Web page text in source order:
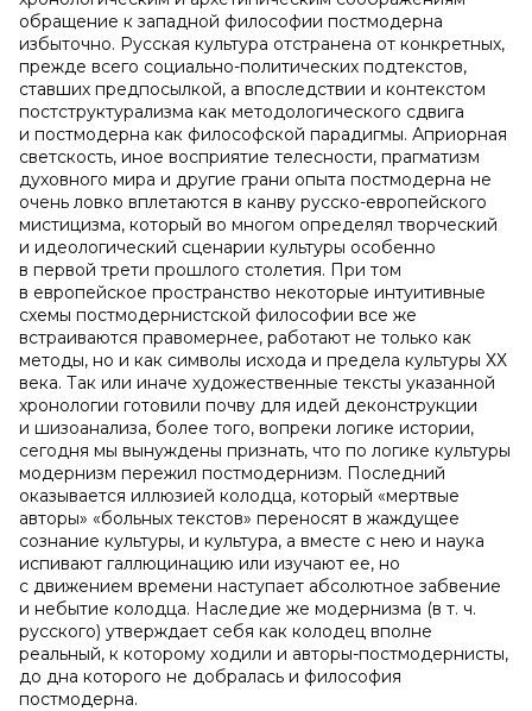
обращение к западной философии постмодерна
избыточно. Русская культура отстранена от конкретных,
прежде всего социально-политических подтекстов,
ставших предпосылкой, а впоследствии и контекстом
постструктурализма как методологического сдвига
и постмодерна как философской парадигмы. Априорная
светскость, иное восприятие телесности, прагматизм
духовного мира и другие грани опыта постмодерна не
очень ловко вплетаются в канву русско-европейского
мистицизма, который во многом определял творческий
и идеологический сценарии культуры особенно
в первой трети прошлого столетия. При том
в европейское пространство некоторые интуитивные
схемы постмодернистской философии все же
встраиваются правомернее, работают не только как
методы, но и как символы исхода и предела культуры ХХ
века. Так или иначе художественные тексты указанной
хронологии готовили почву для идей деконструкции
и шизоанализа, более того, вопреки логике истории,
сегодня мы вынуждены признать, что по логике культуры
модернизм пережил постмодернизм. Последний
оказывается иллюзией колодца, который «мертвые
авторы» «больных текстов» переносят в жаждущее
сознание культуры, и культура, а вместе с нею и наука
испивают галлюцинацию или изучают ее, но
с движением времени наступает абсолютное забвение
и небытие колодца. Наследие же модернизма (в т. ч.
русского) утверждает себя как колодец вполне
реальный, к которому ходили и авторы-постмодернисты,
до дна которого не добралась и философия
постмодерна.